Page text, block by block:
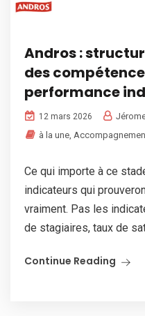
Andros :
des
performance
12 mars 2026
à la une
Ce qui importe à ce
indicateurs qui
vraiment. Pas les
de stagiaires, taux de
Continue Reading